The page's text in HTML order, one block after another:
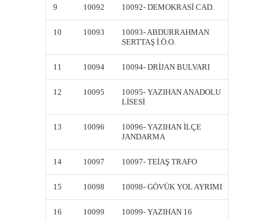
9 10092 10092- DEMOKRASİ CAD.
10 10093
10093- ABDURRAHMAN
SERTTAŞ İ.Ö.O.
11 10094 10094- DRİJAN BULVARI
12 10095
10095- YAZIHAN ANADOLU
LİSESİ
13 10096
10096- YAZIHAN İLÇE
JANDARMA
14 10097 10097- TEİAŞ TRAFO
15 10098 10098- GÖVÜK YOL AYRIMI
16 10099 10099- YAZIHAN 16